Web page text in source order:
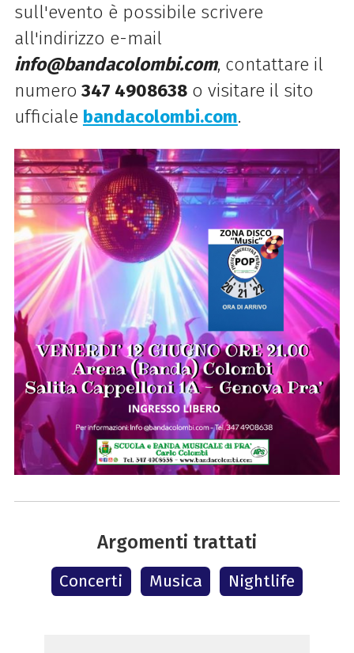
sull'evento è possibile scrivere
all'indirizzo e-mail
info@bandacolombi.com, contattare il
numero 347 4908638o visitare il sito
ufficiale bandacolombi.com.
Argomenti trattati
Concerti Musica Nightlife